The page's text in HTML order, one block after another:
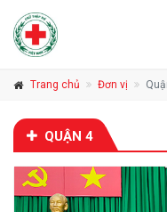
Trang chủ Đơn vị
QUẬN 4